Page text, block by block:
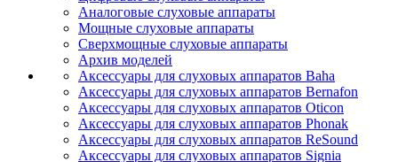
Аналоговые слуховые аппараты
Мощные слуховые аппараты
Сверхмощные слуховые аппараты
Архив моделей
Аксессуары для слуховых аппаратов Baha
Аксессуары для слуховых аппаратов Bernafon
Аксессуары для слуховых аппаратов Oticon
Аксессуары для слуховых аппаратов Phonak
Аксессуары для слуховых аппаратов ReSound
Аксессуары для слуховых аппаратов Signia